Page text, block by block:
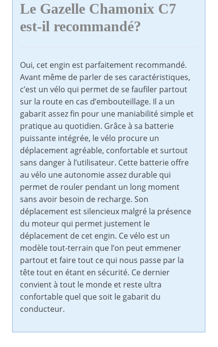
Le Gazelle Chamonix C7
est-il recommandé?
Oui, cet engin est parfaitement recommandé.
Avant même de parler de ses caractéristiques,
c’est un vélo qui permet de se faufiler partout
sur la route en cas d’embouteillage. Il a un
gabarit assez fin pour une maniabilité simple et
pratique au quotidien. Grâce à sa batterie
puissante intégrée, le vélo procure un
déplacement agréable, confortable et surtout
sans danger à l’utilisateur. Cette batterie offre
au vélo une autonomie assez durable qui
permet de rouler pendant un long moment
sans avoir besoin de recharge. Son
déplacement est silencieux malgré la présence
du moteur qui permet justement le
déplacement de cet engin. Ce vélo est un
modèle tout-terrain que l’on peut emmener
partout et faire tout ce qui nous passe par la
tête tout en étant en sécurité. Ce dernier
convient à tout le monde et reste ultra
confortable quel que soit le gabarit du
conducteur.